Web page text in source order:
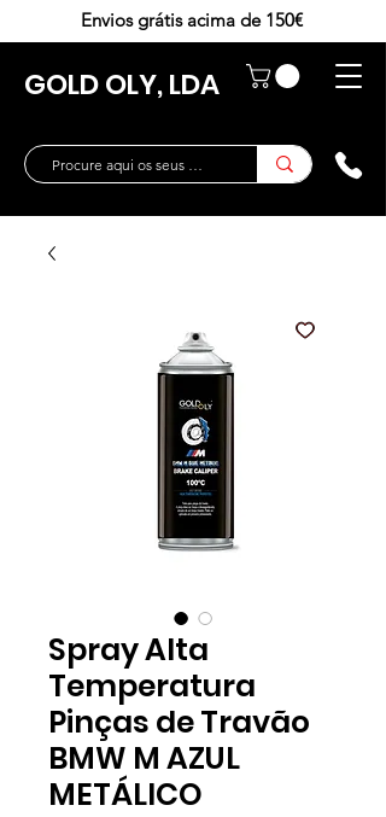
GOLD OLY, LDA
Envios grátis acima de 150€
Spray Alta
Temperatura
Pinças de Travão
BMW M AZUL
METÁLICO